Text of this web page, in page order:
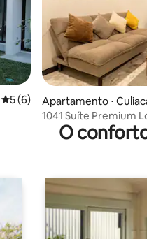
5 de uma avaliação média de
5 (6)
Apartamento ⋅
1041 Suíte Premium
rápido Primavera
O